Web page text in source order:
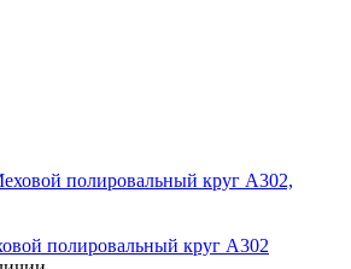
полировальный круг A302